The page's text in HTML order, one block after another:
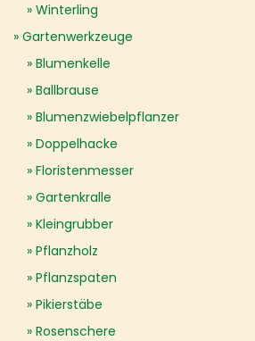
Winterling
Gartenwerkzeuge
Blumenkelle
Ballbrause
Blumenzwiebelpflanzer
Doppelhacke
Floristenmesser
Gartenkralle
Kleingrubber
Pflanzholz
Pflanzspaten
Pikierstäbe
Rosenschere